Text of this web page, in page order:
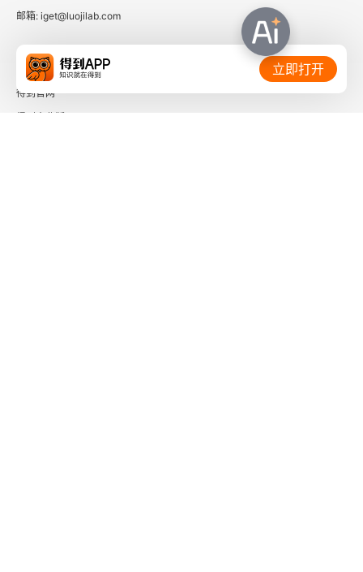
邮箱: iget@luojilab.com
相关链接：
得到官网
立即打开